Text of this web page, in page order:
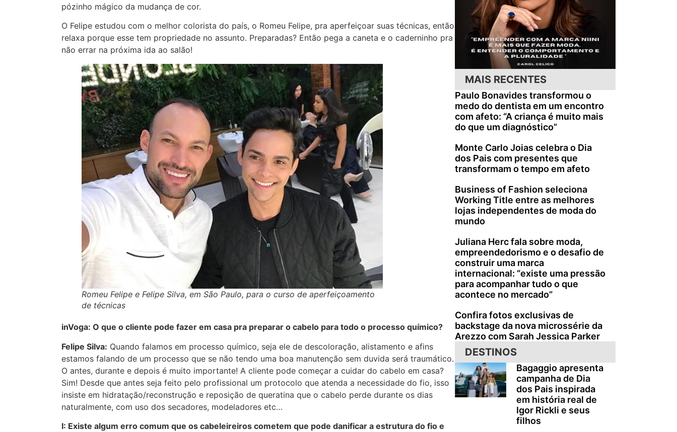
pózinho mágico da mudança de cor.
O Felipe estudou com o melhor colorista do país, o Romeu Felipe, pra aperfeiçoar suas técnicas, então
relaxa porque esse tem propriedade no assunto. Preparadas? Então pega a caneta e o caderninho pra
não errar na próxima ida ao salão!
Romeu Felipe e Felipe Silva, em São Paulo, para o curso de aperfeiçoamento
de técnicas
inVoga: O que o cliente pode fazer em casa pra preparar o cabelo para todo o processo químico?
Felipe Silva: Quando falamos em processo químico, seja ele de descoloração, alistamento e afins
estamos falando de um processo que se não tendo uma boa manutenção sem duvida será traumático.
O antes, durante e depois é muito importante! A cliente pode começar a cuidar do cabelo em casa?
Sim! Desde que antes seja feito pelo profissional um protocolo que atenda a necessidade do fio, isso
insiste em hidratação/reconstrução e reposição de queratina que o cabelo perde durante os dias
naturalmente, com uso dos secadores, modeladores etc…
I: Existe algum erro comum que os cabeleireiros cometem que pode danificar a estrutura do fio e
MAIS RECENTES
Paulo Bonavides transformou o
medo do dentista em um encontro
com afeto: “A criança é muito mais
do que um diagnóstico”
Monte Carlo Joias celebra o Dia
dos Pais com presentes que
transformam o tempo em afeto
Business of Fashion seleciona
Working Title entre as melhores
lojas independentes de moda do
mundo
Juliana Herc fala sobre moda,
empreendedorismo e o desafio de
construir uma marca
internacional: “existe uma pressão
para acompanhar tudo o que
acontece no mercado”
Confira fotos exclusivas de
backstage da nova microssérie da
Arezzo com Sarah Jessica Parker
DESTINOS
Bagaggio apresenta
campanha de Dia
dos Pais inspirada
em história real de
Igor Rickli e seus
filhos